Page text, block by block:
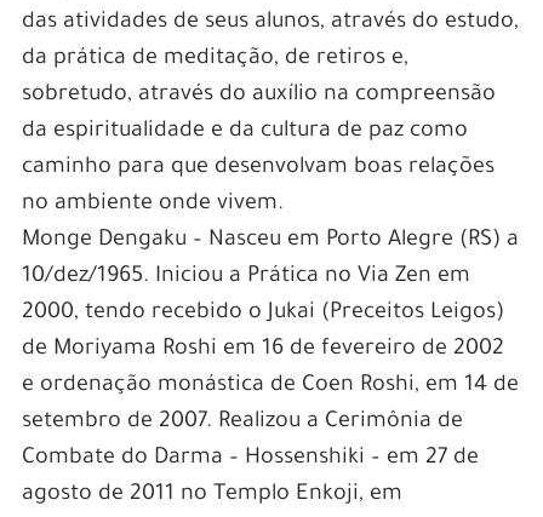
das atividades de seus alunos, através do estudo,
da prática de meditação, de retiros e,
sobretudo, através do auxílio na compreensão
da espiritualidade e da cultura de paz como
caminho para que desenvolvam boas relações
no ambiente onde vivem.
Monge Dengaku – Nasceu em Porto Alegre (RS) a
10/dez/1965. Iniciou a Prática no Via Zen em
2000, tendo recebido o Jukai (Preceitos Leigos)
de Moriyama Roshi em 16 de fevereiro de 2002
e ordenação monástica de Coen Roshi, em 14 de
setembro de 2007. Realizou a Cerimônia de
Combate do Darma – Hossenshiki – em 27 de
agosto de 2011 no Templo Enkoji, em